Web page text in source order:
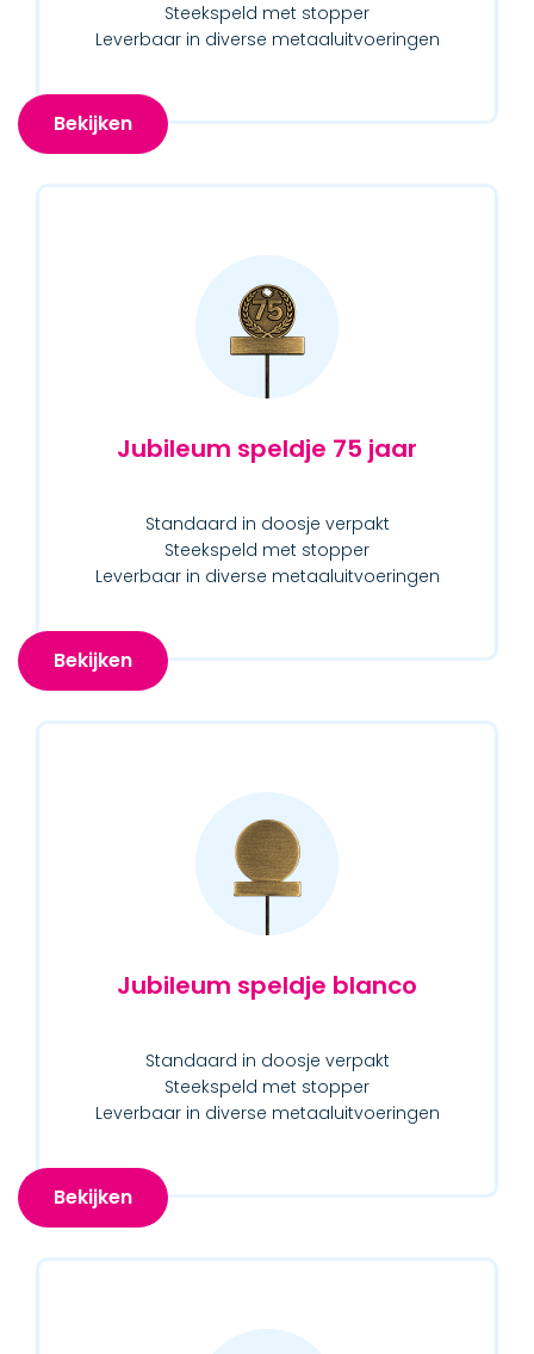
Steekspeld met stopper
Leverbaar in diverse metaaluitvoeringen
Bekijken
Jubileum speldje 75 jaar
Standaard in doosje verpakt
Steekspeld met stopper
Leverbaar in diverse metaaluitvoeringen
Bekijken
Jubileum speldje blanco
Standaard in doosje verpakt
Steekspeld met stopper
Leverbaar in diverse metaaluitvoeringen
Bekijken